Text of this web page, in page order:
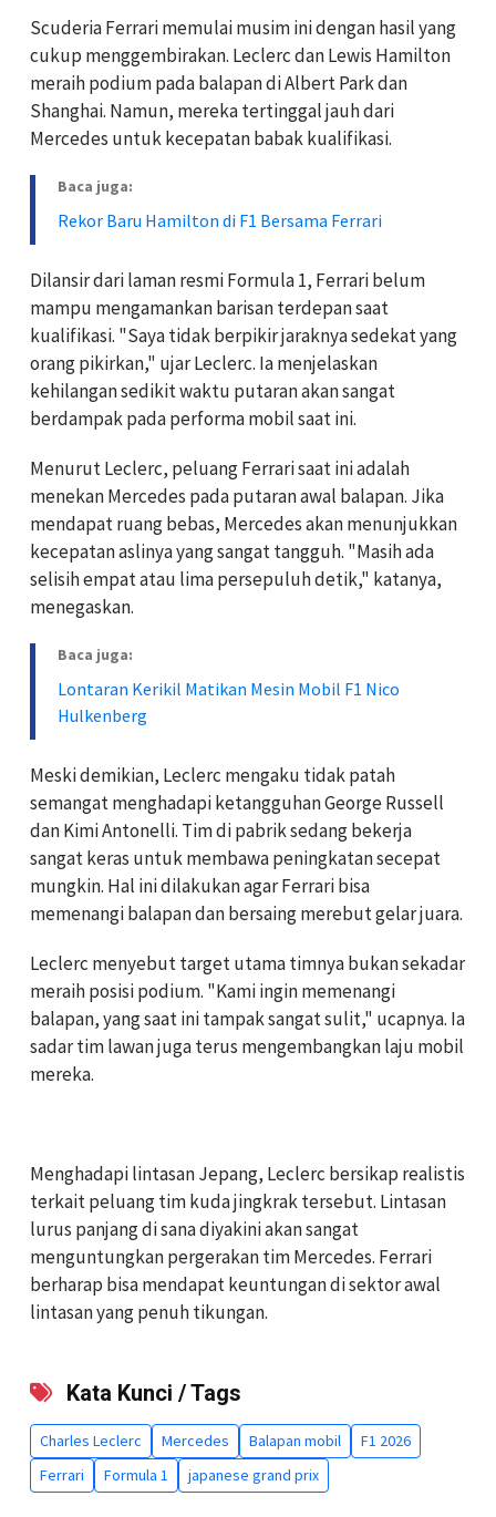
Scuderia Ferrari memulai musim ini dengan hasil yang
cukup menggembirakan. Leclerc dan Lewis Hamilton
meraih podium pada balapan di Albert Park dan
Shanghai. Namun, mereka tertinggal jauh dari
Mercedes untuk kecepatan babak kualifikasi.
Baca juga:
Rekor Baru Hamilton di F1 Bersama Ferrari
Dilansir dari laman resmi Formula 1, Ferrari belum
mampu mengamankan barisan terdepan saat
kualifikasi. "Saya tidak berpikir jaraknya sedekat yang
orang pikirkan," ujar Leclerc. Ia menjelaskan
kehilangan sedikit waktu putaran akan sangat
berdampak pada performa mobil saat ini.
Menurut Leclerc, peluang Ferrari saat ini adalah
menekan Mercedes pada putaran awal balapan. Jika
mendapat ruang bebas, Mercedes akan menunjukkan
kecepatan aslinya yang sangat tangguh. "Masih ada
selisih empat atau lima persepuluh detik," katanya,
menegaskan.
Baca juga:
Lontaran Kerikil Matikan Mesin Mobil F1 Nico
Hulkenberg
Meski demikian, Leclerc mengaku tidak patah
semangat menghadapi ketangguhan George Russell
dan Kimi Antonelli. Tim di pabrik sedang bekerja
sangat keras untuk membawa peningkatan secepat
mungkin. Hal ini dilakukan agar Ferrari bisa
memenangi balapan dan bersaing merebut gelar juara.
Leclerc menyebut target utama timnya bukan sekadar
meraih posisi podium. "Kami ingin memenangi
balapan, yang saat ini tampak sangat sulit," ucapnya. Ia
sadar tim lawan juga terus mengembangkan laju mobil
mereka.
Menghadapi lintasan Jepang, Leclerc bersikap realistis
terkait peluang tim kuda jingkrak tersebut. Lintasan
lurus panjang di sana diyakini akan sangat
menguntungkan pergerakan tim Mercedes. Ferrari
berharap bisa mendapat keuntungan di sektor awal
lintasan yang penuh tikungan.
Kata Kunci / Tags
Charles Leclerc Mercedes Balapan mobil
F1 2026
Ferrari
Formula 1 japanese grand prix